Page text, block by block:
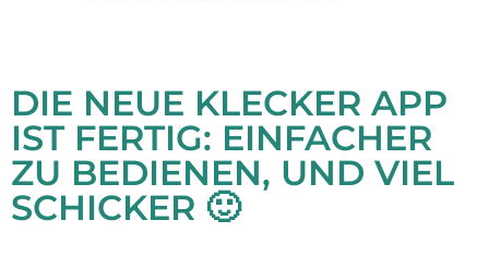
DIE NEUE KLECKER APP
IST FERTIG: EINFACHER
ZU BEDIENEN, UND VIEL
SCHICKER 🙂